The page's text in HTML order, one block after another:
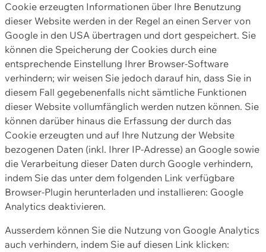
Cookie erzeugten Informationen über Ihre Benutzung
dieser Website werden in der Regel an einen Server von
Google in den USA übertragen und dort gespeichert. Sie
können die Speicherung der Cookies durch eine
entsprechende Einstellung Ihrer Browser-Software
verhindern; wir weisen Sie jedoch darauf hin, dass Sie in
diesem Fall gegebenenfalls nicht sämtliche Funktionen
dieser Website vollumfänglich werden nutzen können. Sie
können darüber hinaus die Erfassung der durch das
Cookie erzeugten und auf Ihre Nutzung der Website
bezogenen Daten (inkl. Ihrer IP-Adresse) an Google sowie
die Verarbeitung dieser Daten durch Google verhindern,
indem Sie das unter dem folgenden Link verfügbare
Browser-Plugin herunterladen und installieren: Google
Analytics deaktivieren.
Ausserdem können Sie die Nutzung von Google Analytics
auch verhindern, indem Sie auf diesen Link klicken: